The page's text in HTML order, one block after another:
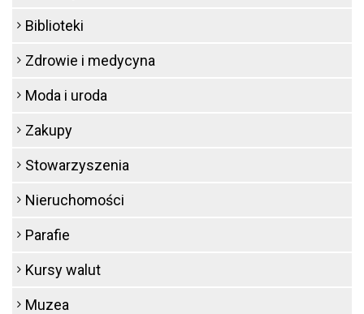
Biblioteki
Zdrowie i medycyna
Moda i uroda
Zakupy
Stowarzyszenia
Nieruchomości
Parafie
Kursy walut
Muzea